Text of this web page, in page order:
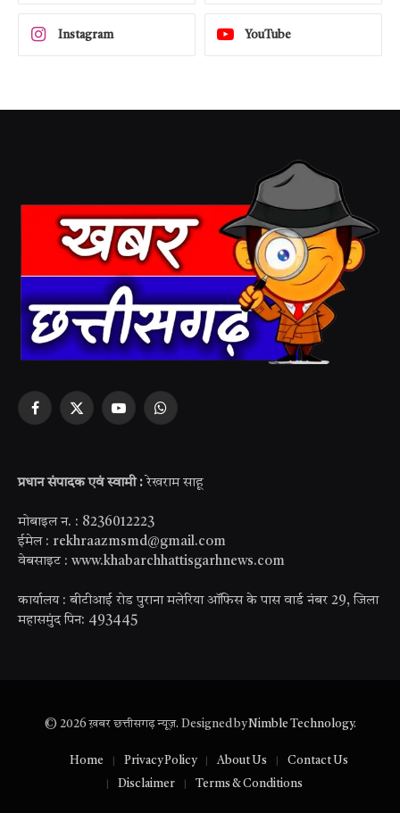
Instagram YouTube
Facebook
X
YouTubeWhatsApp
प्रधान संपादक एवं स्वामी : रेखराम साहू
मोबाइल न. : 8236012223
ईमेल : rekhraazmsmd@gmail.com
वेबसाइट : www.khabarchhattisgarhnews.com
कार्यालय : बीटीआई रोड पुराना मलेरिया ऑफिस के पास वार्ड नंबर 29, जिला
महासमुंद पिन: 493445
© 2026 ख़बर छत्तीसगढ़ न्यूज़. Designed byNimble Technology.
Home Privacy Policy About Us
Contact Us
Disclaimer
Terms & Conditions